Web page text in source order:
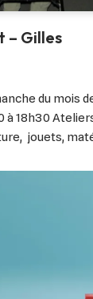
– Gilles
du mois
à 18h30
jouets,